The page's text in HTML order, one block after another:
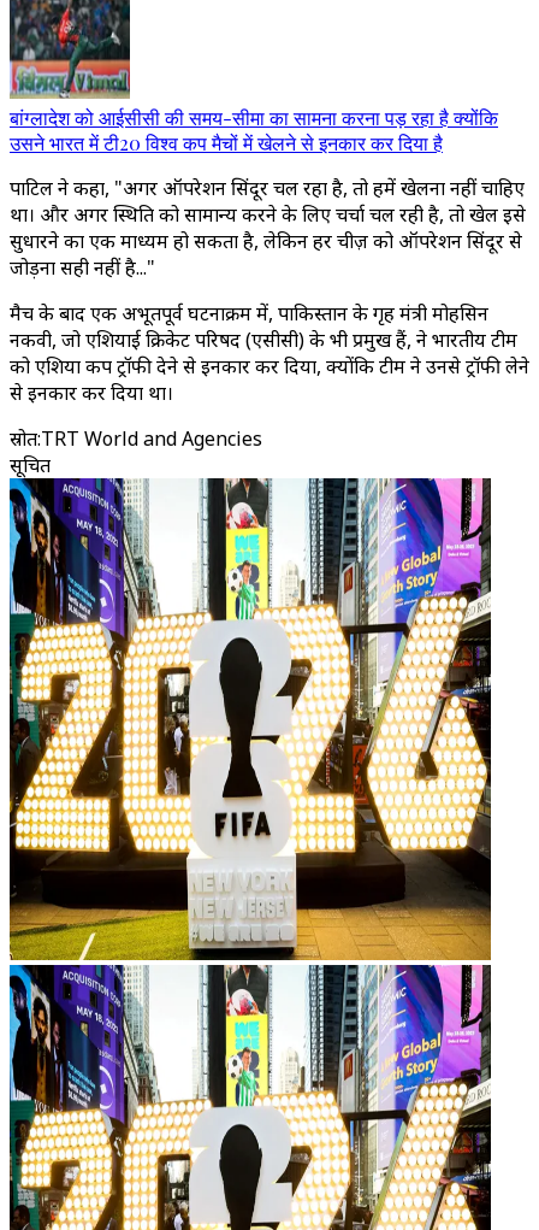
बांग्लादेश को आईसीसी की समय-सीमा का सामना करना पड़ रहा है क्योंकि
उसने भारत में टी20 विश्व कप मैचों में खेलने से इनकार कर दिया है
पाटिल ने कहा, "अगर ऑपरेशन सिंदूर चल रहा है, तो हमें खेलना नहीं चाहिए
था। और अगर स्थिति को सामान्य करने के लिए चर्चा चल रही है, तो खेल इसे
सुधारने का एक माध्यम हो सकता है, लेकिन हर चीज़ को ऑपरेशन सिंदूर से
जोड़ना सही नहीं है..."
मैच के बाद एक अभूतपूर्व घटनाक्रम में, पाकिस्तान के गृह मंत्री मोहसिन
नकवी, जो एशियाई क्रिकेट परिषद (एसीसी) के भी प्रमुख हैं, ने भारतीय टीम
को एशिया कप ट्रॉफी देने से इनकार कर दिया, क्योंकि टीम ने उनसे ट्रॉफी लेने
से इनकार कर दिया था।
स्रोत:TRT World and Agencies
सूचित